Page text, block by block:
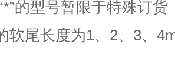
的型号暂限于特殊订货
软尾长度为1、2、3、